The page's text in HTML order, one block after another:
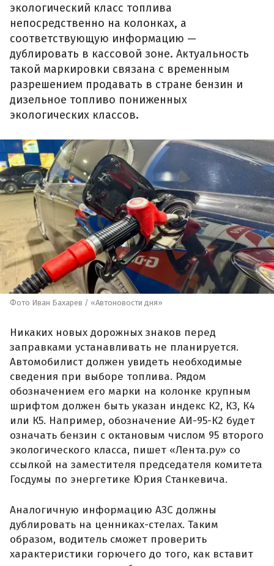
экологический класс топлива
непосредственно на колонках, а
соответствующую информацию —
дублировать в кассовой зоне. Актуальность
такой маркировки связана с временным
разрешением продавать в стране бензин и
дизельное топливо пониженных
экологических классов.
Фото Иван Бахарев / «Автоновости дня»
Никаких новых дорожных знаков перед
заправками устанавливать не планируется.
Автомобилист должен увидеть необходимые
сведения при выборе топлива. Рядом
обозначением его марки на колонке крупным
шрифтом должен быть указан индекс К2, К3, К4
или К5. Например, обозначение АИ-95-К2 будет
означать бензин с октановым числом 95 второго
экологического класса, пишет «Лента.ру» со
ссылкой на заместителя председателя комитета
Госдумы по энергетике Юрия Станкевича.
Аналогичную информацию АЗС должны
дублировать на ценниках-стелах. Таким
образом, водитель сможет проверить
характеристики горючего до того, как вставит